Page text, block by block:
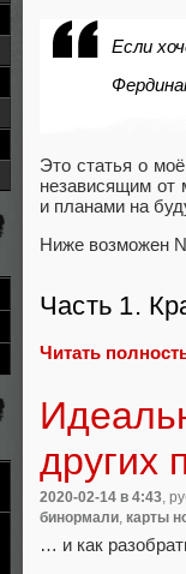
Если
Это статья о
независящим от
и планами на
Ниже возможен
Часть 1.
Читать
других
2020-02-14 в 4:43,
бинормали, карты
… и как